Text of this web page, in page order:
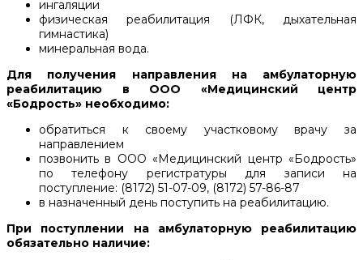
ингаляции
физическая реабилитация (ЛФК, дыхательная
гимнастика)
минеральная вода.
Для получения направления на амбулаторную
реабилитацию в ООО «Медицинский центр
«Бодрость» необходимо:
обратиться к своему участковому врачу за
направлением
позвонить в ООО «Медицинский центр «Бодрость»
по телефону регистратуры для записи на
поступление: (8172) 51-07-09, (8172) 57-86-87
в назначенный день поступить на реабилитацию.
При поступлении на амбулаторную реабилитацию
обязательно наличие: